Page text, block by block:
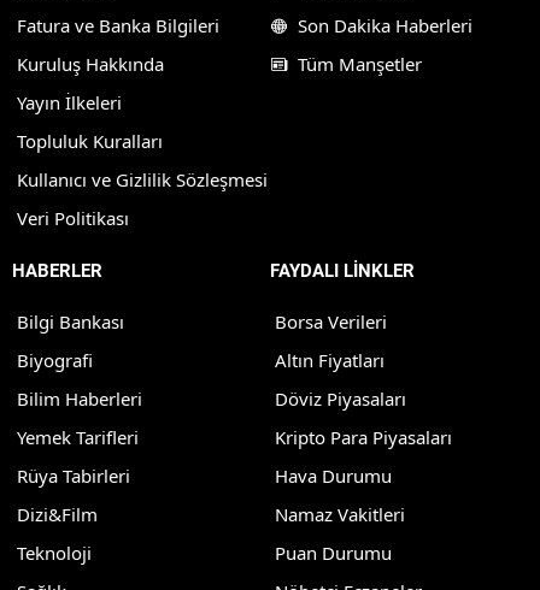
Fatura ve Banka Bilgileri
Kuruluş Hakkında
Yayın İlkeleri
Topluluk Kuralları
Kullanıcı ve Gizlilik Sözleşmesi
Veri Politikası
Son Dakika Haberleri
Tüm Manşetler
HABERLER
Bilgi Bankası
Biyografi
Bilim Haberleri
Yemek Tarifleri
Rüya Tabirleri
Dizi&Film
Teknoloji
FAYDALI LİNKLER
Borsa Verileri
Altın Fiyatları
Döviz Piyasaları
Kripto Para Piyasaları
Hava Durumu
Namaz Vakitleri
Puan Durumu